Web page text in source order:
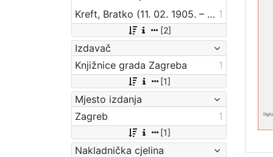
Kreft, Bratko (11. 02. 1905. – 17. 07. 1996.) 1
[2]
Izdavač
Knjižnice grada Zagreba
1
[1]
Mjesto izdanja
Zagreb
1
[1]
Nakladnička cjelina